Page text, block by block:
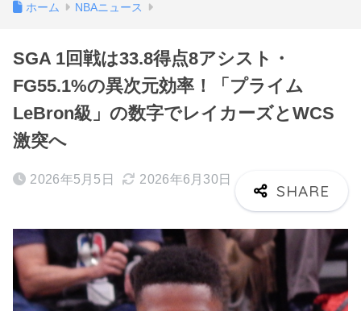
ホーム NBAニュース
SGA 1回戦は33.8得点8アシスト・
FG55.1%の異次元効率！「プライム
LeBron級」の数字でレイカーズとWCS
激突へ
2026年5月5日 2026年6月30日